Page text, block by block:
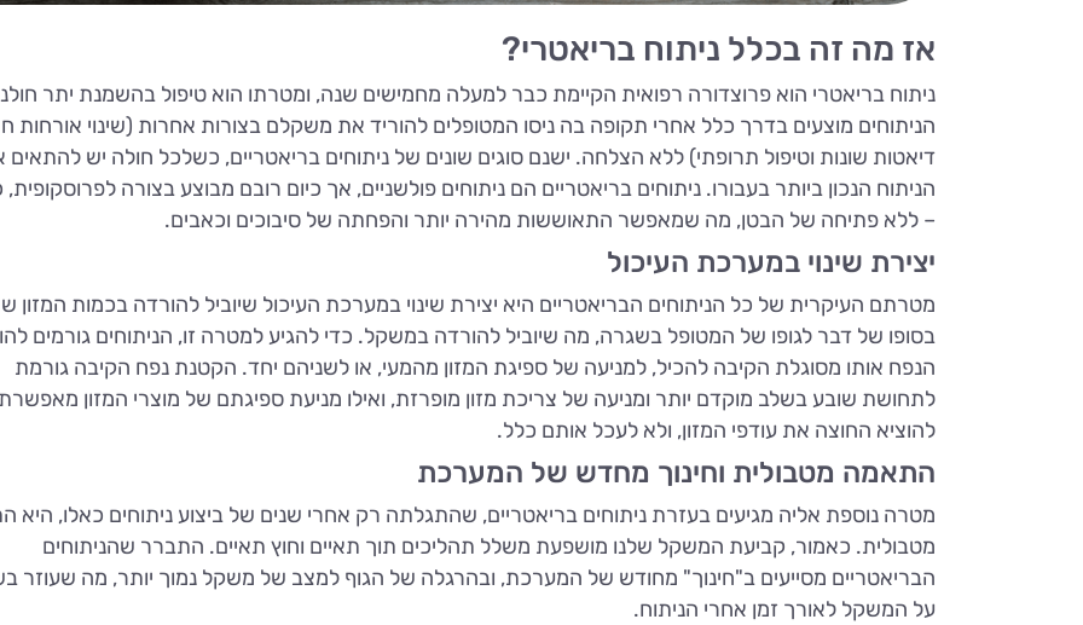
אז מה זה בכלל ניתוח בריאטרי?
ניתוח בריאטרי הוא פרוצדורה רפואית הקיימת כבר למעלה מחמישים שנה, ומטרתו הוא טיפול בהשמנת יתר
הניתוחים מוצעים בדרך כלל אחרי תקופה בה ניסו המטופלים להוריד את משקלם בצורות אחרות (שינוי אורחות
דיאטות שונות וטיפול תרופתי) ללא הצלחה. ישנם סוגים שונים של ניתוחים בריאטריים, כשלכל חולה יש
הניתוח הנכון ביותר בעבורו. ניתוחים בריאטריים הם ניתוחים פולשניים, אך כיום רובם מבוצע בצורה
– ללא פתיחה של הבטן, מה שמאפשר התאוששות מהירה יותר והפחתה של סיבוכים וכאבים.
יצירת שינוי במערכת העיכול
מטרתם העיקרית של כל הניתוחים הבריאטריים היא יצירת שינוי במערכת העיכול שיוביל להורדה בכמות המזון
בסופו של דבר לגופו של המטופל בשגרה, מה שיוביל להורדה במשקל. כדי להגיע למטרה זו, הניתוחים גורמים
הנפח אותו מסוגלת הקיבה להכיל, למניעה של ספיגת המזון מהמעי, או לשניהם יחד. הקטנת נפח הקיבה גורמת
לתחושת שובע בשלב מוקדם יותר ומניעה של צריכת מזון מופרזת, ואילו מניעת ספיגתם של מוצרי המזון
להוציא החוצה את עודפי המזון, ולא לעכל אותם כלל.
התאמה מטבולית וחינוך מחדש של המערכת
מטרה נוספת אליה מגיעים בעזרת ניתוחים בריאטריים, שהתגלתה רק אחרי שנים של ביצוע ניתוחים כאלו, היא
מטבולית. כאמור, קביעת המשקל שלנו מושפעת משלל תהליכים תוך תאיים וחוץ תאיים. התברר שהניתוחים
הבריאטריים מסייעים ב"חינוך" מחודש של המערכת, ובהרגלה של הגוף למצב של משקל נמוך יותר, מה שעוזר
על המשקל לאורך זמן אחרי הניתוח.